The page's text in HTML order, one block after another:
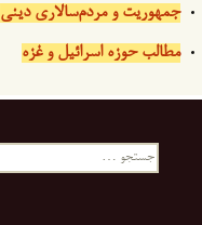
جمهوریت و مردم‌سالاری دینی
مطالب حوزه اسرائیل و غزه
جستجو